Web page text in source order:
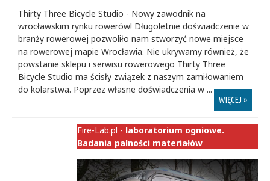
Thirty Three Bicycle Studio - Nowy zawodnik na
wrocławskim rynku rowerów! Długoletnie doświadczenie w
branży rowerowej pozwoliło nam stworzyć nowe miejsce
na rowerowej mapie Wrocławia. Nie ukrywamy również, że
powstanie sklepu i serwisu rowerowego Thirty Three
Bicycle Studio ma ścisły związek z naszym zamiłowaniem
do kolarstwa. Poprzez własne doświadczenia w ...
WIĘCEJ »
Fire-Lab.pl - laboratorium ogniowe.
Badania palności materiałów